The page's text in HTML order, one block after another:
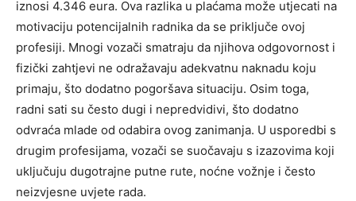
iznosi 4.346 eura. Ova razlika u plaćama može utjecati na
motivaciju potencijalnih radnika da se priključe ovoj
profesiji. Mnogi vozači smatraju da njihova odgovornost i
fizički zahtjevi ne odražavaju adekvatnu naknadu koju
primaju, što dodatno pogoršava situaciju. Osim toga,
radni sati su često dugi i nepredvidivi, što dodatno
odvraća mlade od odabira ovog zanimanja. U usporedbi s
drugim profesijama, vozači se suočavaju s izazovima koji
uključuju dugotrajne putne rute, noćne vožnje i često
neizvjesne uvjete rada.